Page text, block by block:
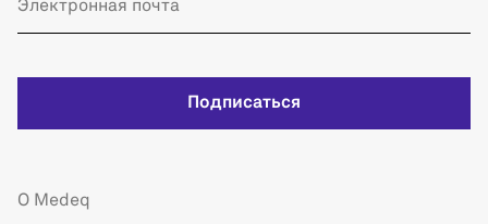
Подписаться
О Medeq